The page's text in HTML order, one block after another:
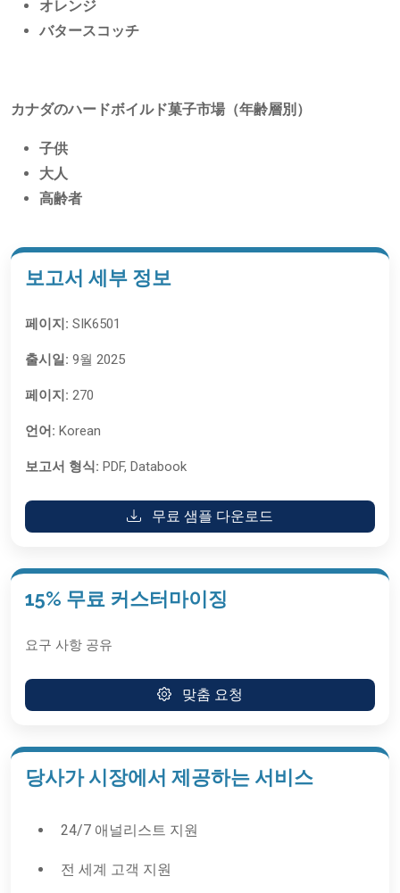
オレンジ
バタースコッチ
カナダのハードボイルド菓子市場（年齢層別）
子供
大人
高齢者
보고서 세부 정보
페이지: SIK6501
출시일: 9월 2025
페이지: 270
언어: Korean
보고서 형식: PDF, Databook
무료 샘플 다운로드
15% 무료 커스터마이징
요구 사항 공유
맞춤 요청
당사가 시장에서 제공하는 서비스
24/7 애널리스트 지원
전 세계 고객 지원